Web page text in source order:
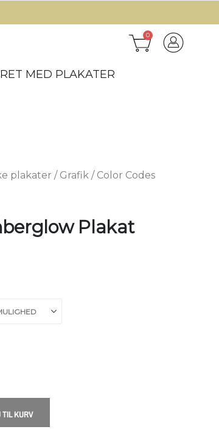
0
MED PLAKATER
plakater / Grafik / Color Codes
Plakat
KURV